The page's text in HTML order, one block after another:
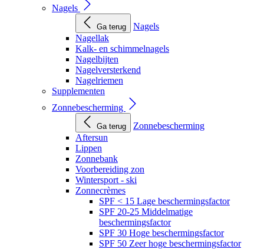
Nagels
Ga terug
Nagels
Nagellak
Kalk- en schimmelnagels
Nagelbijten
Nagelversterkend
Nagelriemen
Supplementen
Zonnebescherming
Ga terug
Zonnebescherming
Aftersun
Lippen
Zonnebank
Voorbereiding zon
Wintersport - ski
Zonnecrèmes
SPF < 15 Lage beschermingsfactor
SPF 20-25 Middelmatige
beschermingsfactor
SPF 30 Hoge beschermingsfactor
SPF 50 Zeer hoge beschermingsfactor